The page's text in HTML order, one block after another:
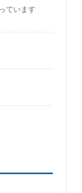
ています